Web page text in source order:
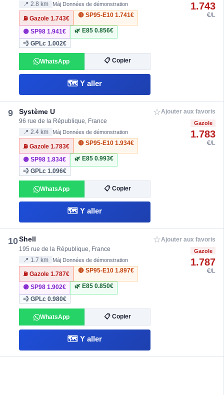
📍 2.8 km Màj Données de démonstration
⛽ Gazole1.743€
🔴 SP95-E10 1.741€
🟣 SP981.941€ 🌿 E85 0.856€
💨 GPLc1.002€
WhatsApp 📋 Copier
🗺️ Y aller
1.743
€/L
9 Système U
96 rue de la République, France
📍 2.4 km Màj Données de démonstration
⛽ Gazole1.783€
🔴 SP95-E10 1.934€
🟣 SP981.834€ 🌿 E85 0.993€
💨 GPLc1.096€
WhatsApp 📋 Copier
🗺️ Y aller
☆Ajouter aux favoris
Gazole
1.783
€/L
10Shell
195 rue de la République, France
📍 1.7 km Màj Données de démonstration
⛽ Gazole1.787€
🔴 SP95-E10 1.897€
🟣 SP981.902€ 🌿 E85 0.850€
💨 GPLc0.980€
WhatsApp 📋 Copier
🗺️ Y aller
☆Ajouter aux favoris
Gazole
1.787
€/L